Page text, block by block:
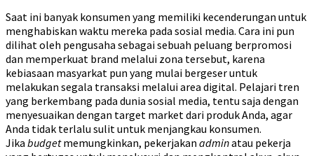
Saat ini banyak konsumen yang memiliki kecenderungan untuk
menghabiskan waktu mereka pada sosial media. Cara ini pun
dilihat oleh pengusaha sebagai sebuah peluang berpromosi
dan memperkuat brand melalui zona tersebut, karena
kebiasaan masyarkat pun yang mulai bergeser untuk
melakukan segala transaksi melalui area digital. Pelajari tren
yang berkembang pada dunia sosial media, tentu saja dengan
menyesuaikan dengan target market dari produk Anda, agar
Anda tidak terlalu sulit untuk menjangkau konsumen.
Jika budgetmemungkinkan, pekerjakan adminatau pekerja